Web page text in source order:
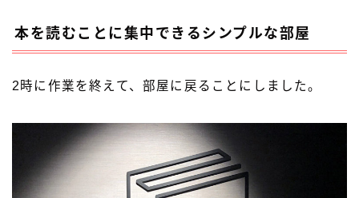
本を読むことに集中できるシンプルな部屋
2時に作業を終えて、部屋に戻ることにしました。